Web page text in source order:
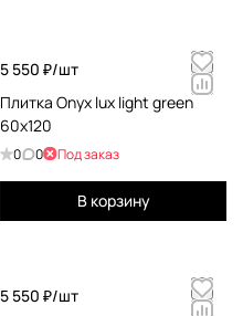
5 550 ₽/шт
Плитка Onyx lux light green
60x120
0 0 Под заказ
В корзину
5 550 ₽/шт